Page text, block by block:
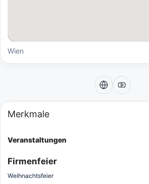
Wien
Merkmale
Veranstaltungen
Firmenfeier
Weihnachtsfeier